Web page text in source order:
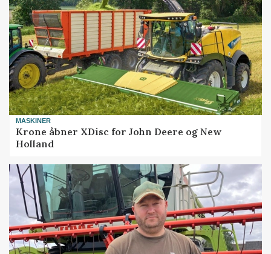
MASKINER
Krone åbner XDisc for John Deere og New
Holland